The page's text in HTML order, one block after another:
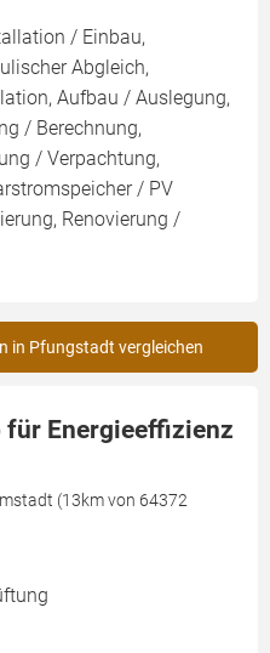
/ Einbau,
Abgleich,
Aufbau / Auslegung,
/ Berechnung,
/ Verpachtung,
/ PV
Renovierung /
in Pfungstadt vergleichen
für Energieeffizienz
(13km von 64372